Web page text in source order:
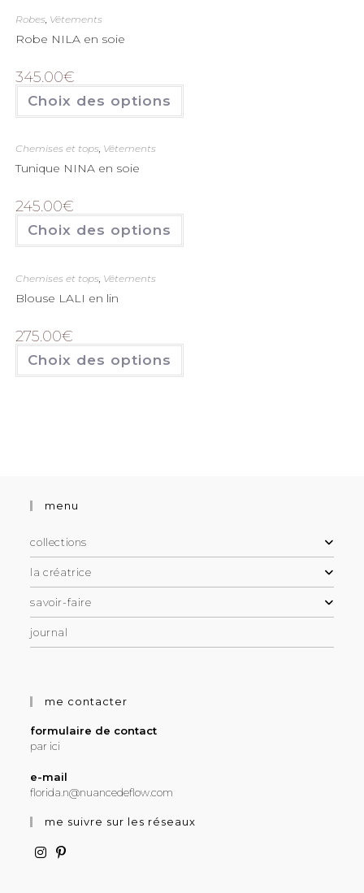
Robes Vêtements
Robe NILA en soie
345.00€
Choix des options
Chemises et tops, Vêtements
Tunique NINA en soie
245.00€
Choix des options
Chemises et tops Vêtements
Blouse LALI en lin
275.00€
Choix des options
menu
collections
la créatrice
savoir-faire
journal
me contacter
formulaire de contact
par ici
e-mail
florida.n@nuancedeflow.com
me suivre sur les réseaux